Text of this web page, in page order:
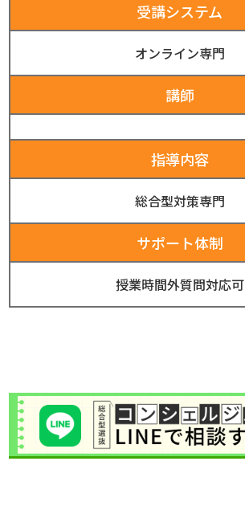
受講システム
オンライン専門
講師
指導内容
総合型対策専門
サポート体制
授業時間外質問対応可